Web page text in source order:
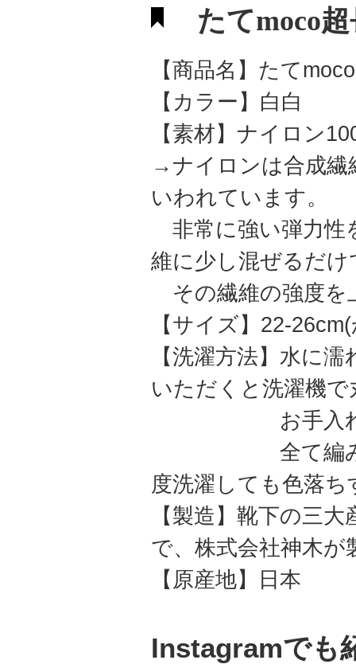
たてmoco
【商品名】たて
【カラー】白白
【素材】ナイロン
→ナイロンは合成繊
いわれています。
非常に強い弾力性
維に少し混ぜるだけ
その繊維の強度を
【サイズ】22-
【洗濯方法】水に
いただくと洗濯機
お手入れ簡
全て編み込み
度洗濯しても色落
【製造】靴下の三
で、株式会社神木が
【原産地】日本
Instagramでも